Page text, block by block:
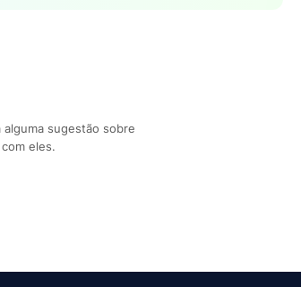
sugestão sobre
eles.